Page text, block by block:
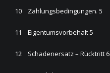
10 Zahlungsbedingungen. 5
11 Eigentumsvorbehalt 5
12 Schadenersatz – Rücktritt 6